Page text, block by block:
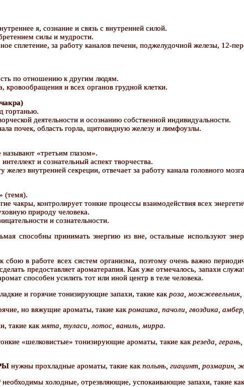
я, сознание и связь с внутренней силой.
силы и мудрости.
сплетение, за работу каналов печени, поджелудочной железы, 12-
по отношению к другим людям.
кровообращения и всех органов грудной клетки.
гортанью.
деятельности и осознанию собственной индивидуальности.
почек, область горла, щитовидную железу и лимфоузлы.
«третьим глазом».
и сознательный аспект творчества.
внутренней секреции, отвечает за работу канала головного
(темя).
чакры, контролирует тонкие процессы взаимодействия всех
природу человека.
и сознательности.
способны принимать энергию из вне, остальные используют
сбою в работе всех систем организма, поэтому очень важно
предоставляет ароматерапия. Как уже отмечалось, запахи
способен усилить тот или иной центр в теле человека.
и горячие тонизирующие запахи, такие какроза, можжевельник,
но вяжущие ароматы, такие какромашка, пачоли, гвоздика,
такие как мята, туласи, лотос, ваниль, мирра.
«шелковистые» тонизирующие ароматы, такие как резеда,
нужны прохладные ароматы, такие какполынь, гиацинт, розмарин,
необходимы холодные, отрезвляющие, успокаивающие запахи, такие